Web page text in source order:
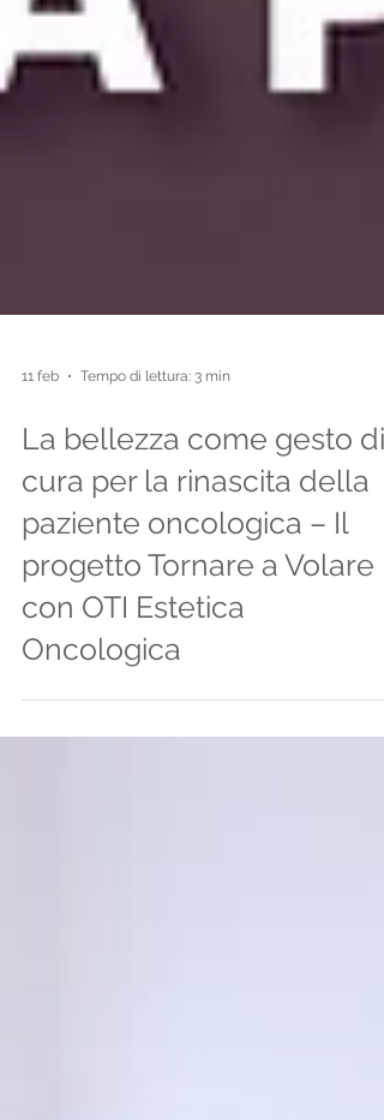
La bellezza come gesto di
cura per la rinascita della
paziente oncologica – Il
progetto Tornare a Volare
con OTI Estetica
Oncologica